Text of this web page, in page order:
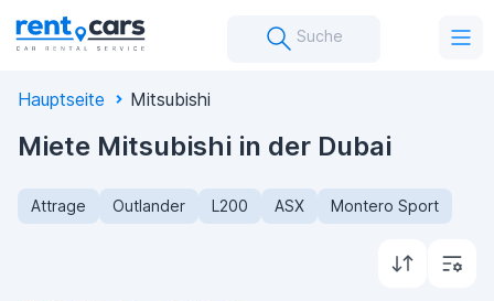
Suche
Hauptseite Mitsubishi
Miete Mitsubishi in der Dubai
Attrage Outlander L200 ASX Montero Sport